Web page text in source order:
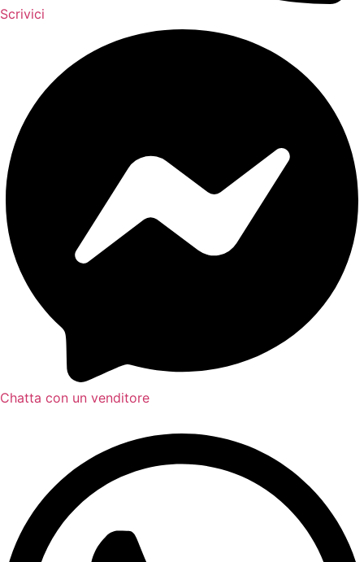
Scrivici
Chatta con un venditore